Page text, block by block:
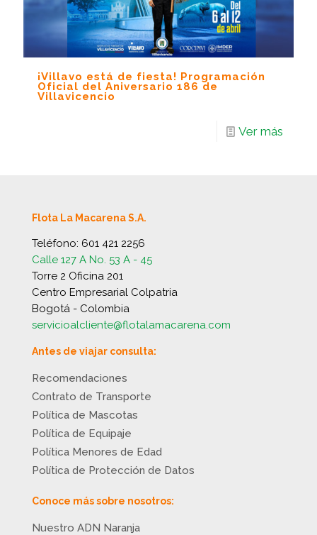
¡Villavo está de fiesta! Programación
Oficial del Aniversario 186 de
Villavicencio
Ver más
Flota La Macarena S.A.
Teléfono: 601 421 2256
Calle 127 A No. 53 A - 45
Torre 2 Oficina 201
Centro Empresarial Colpatria
Bogotá - Colombia
servicioalcliente@flotalamacarena.com
Antes de viajar consulta:
Recomendaciones
Contrato de Transporte
Política de Mascotas
Política de Equipaje
Política Menores de Edad
Política de Protección de Datos
Conoce más sobre nosotros:
Nuestro ADN Naranja